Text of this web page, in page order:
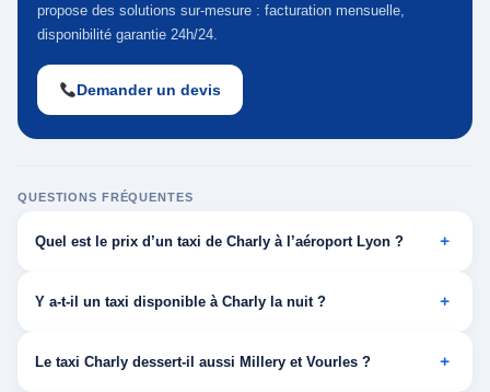
propose des solutions sur-mesure : facturation mensuelle,
disponibilité garantie 24h/24.
Demander un devis
QUESTIONS FRÉQUENTES
Quel est le prix d’un taxi de Charly à l’aéroport Lyon ?
Y a-t-il un taxi disponible à Charly la nuit ?
Le taxi Charly dessert-il aussi Millery et Vourles ?